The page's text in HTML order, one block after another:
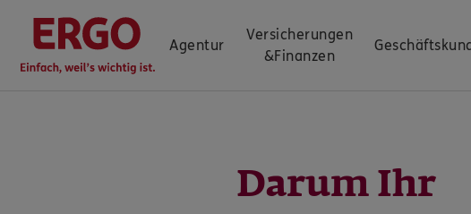
Agentur
Versicherungen
&Finanzen
Darum Ihr